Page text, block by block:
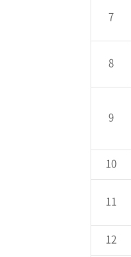
7
8
9
10
11
12